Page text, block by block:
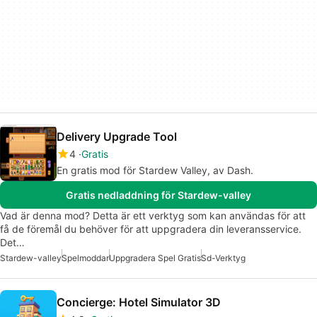
Delivery Upgrade Tool
4 Gratis
En gratis mod för Stardew Valley, av Dash.
Gratis nedladdning för Stardew-valley
Vad är denna mod? Detta är ett verktyg som kan användas för att
få de föremål du behöver för att uppgradera din leveransservice.
Det…
Stardew-valleySpelmoddarUppgradera Spel GratisSd-Verktyg
Concierge: Hotel Simulator 3D